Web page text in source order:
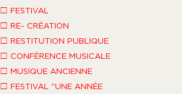
□ FESTIVAL
□ RE- CRÉATION
□ RESTITUTION PUBLIQUE
□ CONFÉRENCE MUSICALE
□ MUSIQUE ANCIENNE
□ FESTIVAL "UNE ANNÉE